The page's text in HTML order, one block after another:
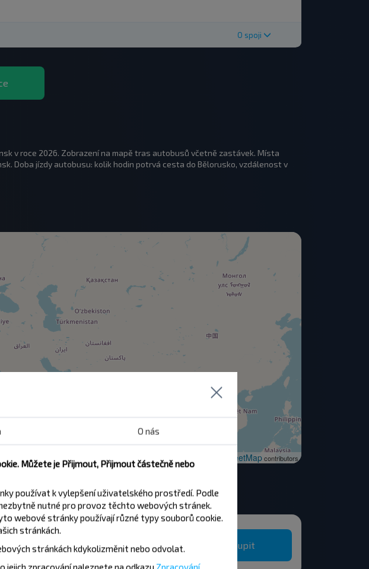
O spoji
v roce 2026. Zobrazení na mapě tras autobusů včetně zastávek. Místa
Doba jízdy autobusu: kolik hodin potrvá cesta do Bělorusko, vzdálenost v
OpenStreetMapcontributors
Myadzyel
Minsk
Koupit
O nás
Můžete je Přijmout, Přijmout částečně nebo
používat k vylepšení uživatelského prostředí. Podle
nutné pro provoz těchto webových stránek.
webové stránky používají různé typy souborů cookie.
stránkách.
stránkách kdykolizměnit nebo odvolat.